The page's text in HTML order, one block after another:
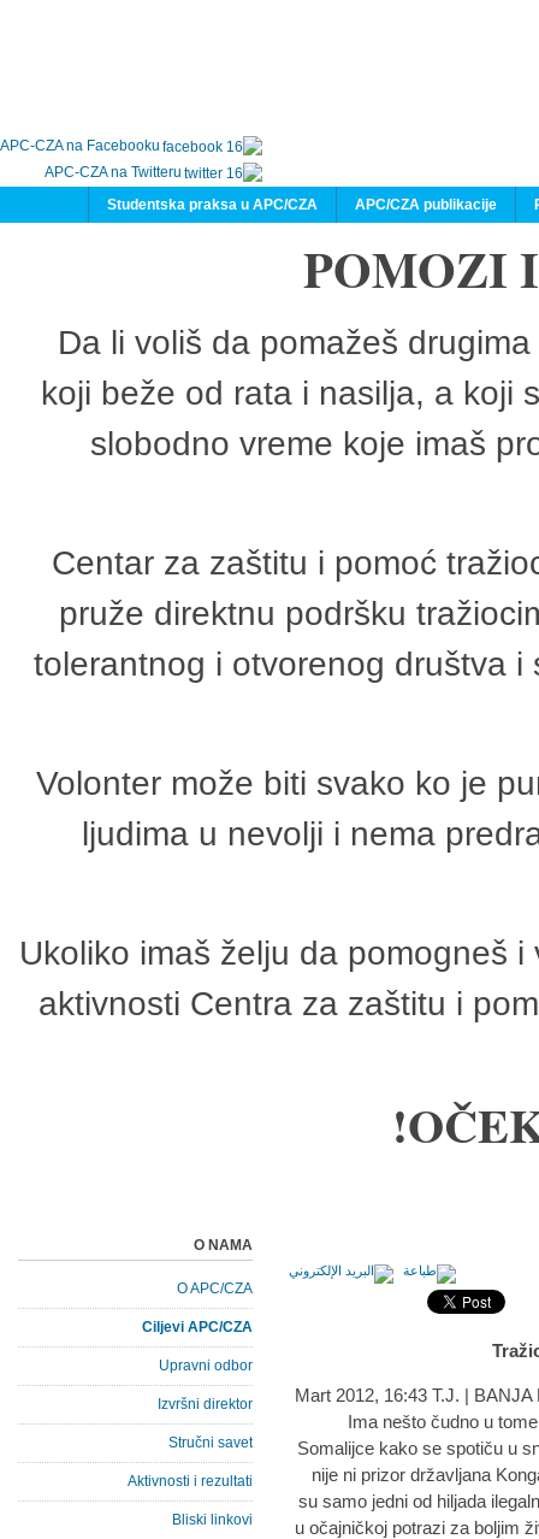
APC-CZA na Facebooku
APC-CZA na Twitteru
APC/CZA publikacije
Studentska praksa u APC/CZA
POMOZI
Da li voliš da pomažeš
koji beže od rata i nasilja, a koji
slobodno vreme koje imaš
Centar za zaštitu i pomoć
pruže direktnu podršku
tolerantnog i otvorenog društva
Volonter može biti svako ko je
ljudima u nevolji i nema
Ukoliko imaš želju da pomogneš
aktivnosti Centra za zaštitu i
Ima nešto čudno u
Somalijce kako se spotiču u
nije ni prizor državljana
su samo jedni od hiljada
u očajničkoj potrazi za boljim
O NAMA
O APC/CZA
Ciljevi APC/CZA
Upravni odbor
Izvršni direktor
Stručni savet
Aktivnosti i rezultati
Bliski linkovi